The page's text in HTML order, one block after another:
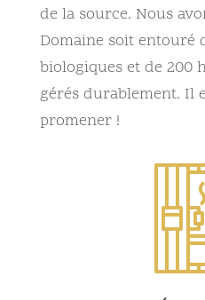
de la source. Nous
Domaine soit entouré
biologiques et de 200
gérés durablement. Il
promener !